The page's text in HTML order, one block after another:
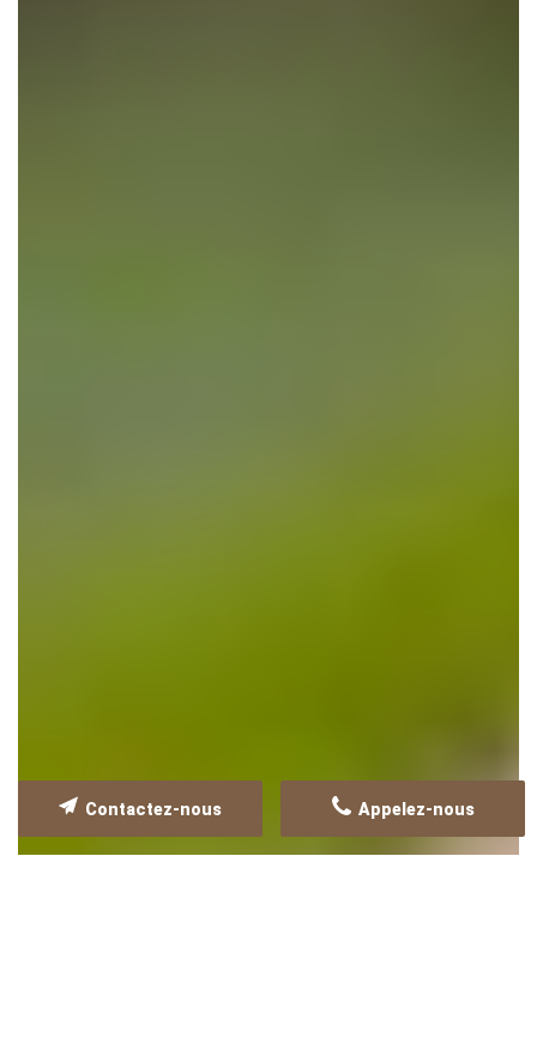
Appelez-nous
Contactez-nous